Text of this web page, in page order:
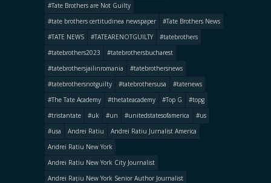
#Tate Brothers are Not Guilty
#tate brothers certitudinea newspaper
#Tate Brothers News
#TATE NEWS
#TATEARENOTGUILTY
#tatebrothers
#tatebrothers2023
#tatebrothersbucharest
#tatebrothersjailinromania
#tatebrothersnews
#tatebrothersnotguilty
#tatebrothersusa
#tatenews
#The Tate Academy
#thetateacademy #Top G
#topg
#tristantate
#uk #un #unitedstatesofamerica
#us
#usa
Andrei Ratiu
Andrei Ratiu Jurnalist America
Andrei Ratiu New York
Andrei Ratiu New York City Journalist
Andrei Rațiu New York Senior Author Journalist